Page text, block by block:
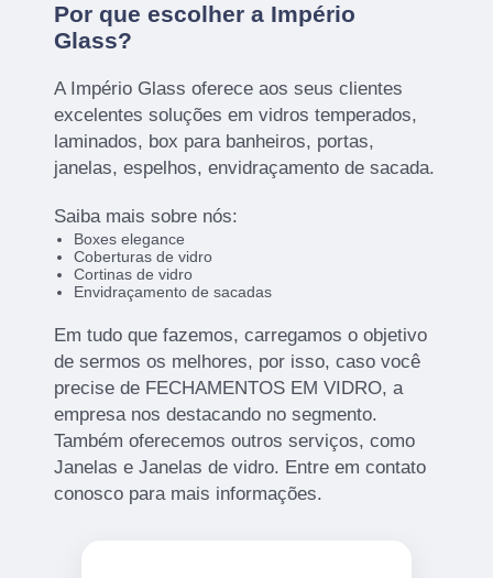
Por que escolher a Império
Glass?
A Império Glass oferece aos seus clientes
excelentes soluções em vidros temperados,
laminados, box para banheiros, portas,
janelas, espelhos, envidraçamento de sacada.
Saiba mais sobre nós:
Boxes elegance
Coberturas de vidro
Cortinas de vidro
Envidraçamento de sacadas
Em tudo que fazemos, carregamos o objetivo
de sermos os melhores, por isso, caso você
precise de FECHAMENTOS EM VIDRO, a
empresa nos destacando no segmento.
Também oferecemos outros serviços, como
Janelas e Janelas de vidro. Entre em contato
conosco para mais informações.